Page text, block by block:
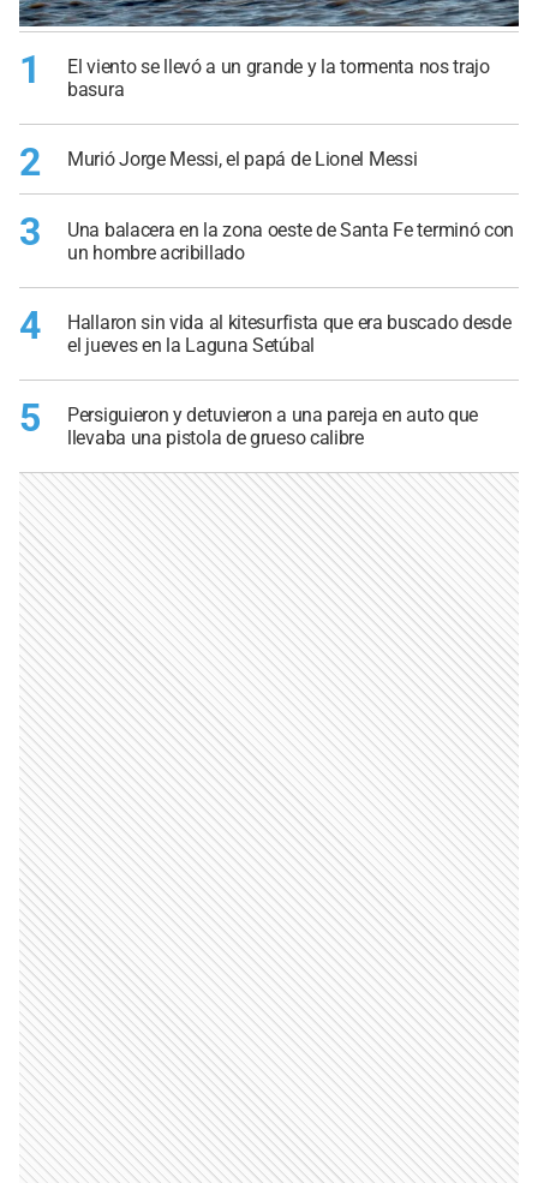
1
El viento se llevó a un grande y la tormenta nos trajo
basura
2 Murió Jorge Messi, el papá de Lionel Messi
3
Una balacera en la zona oeste de Santa Fe terminó con
un hombre acribillado
4
Hallaron sin vida al kitesurfista que era buscado desde
el jueves en la Laguna Setúbal
5
Persiguieron y detuvieron a una pareja en auto que
llevaba una pistola de grueso calibre